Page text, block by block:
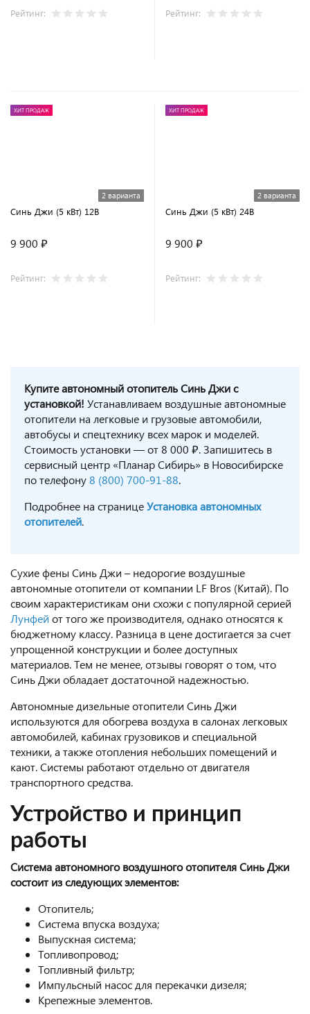
Рейтинг: Рейтинг:
ХИТ ПРОДАЖ
2 варианта
Синь Джи (5 кВт) 12В
9 900 ₽
Рейтинг:
ХИТ ПРОДАЖ
2 варианта
Синь Джи (5 кВт) 24В
9 900 ₽
Рейтинг:
Купите автономный отопительСинь Джи с
установкой! Устанавливаем воздушные автономные
отопители на легковые и грузовые автомобили,
автобусы и спецтехнику всех марок и моделей.
Стоимость установки — от 8 000 ₽. Запишитесь в
сервисный центр «Планар Сибирь» в Новосибирске
по телефону8 (800) 700-91-88.
Подробнее на страницеУстановка автономных
отопителей.
Сухие фены Синь Джи – недорогие воздушные
автономные отопители от компании LF Bros (Китай). По
своим характеристикам они схожи с популярной серией
Лунфей от того же производителя, однако относятся к
бюджетному классу. Разница в цене достигается за счет
упрощенной конструкции и более доступных
материалов. Тем не менее, отзывы говорят о том, что
Синь Джи обладает достаточной надежностью.
Автономные дизельные отопители Синь Джи
используются для обогрева воздуха в салонах легковых
автомобилей, кабинах грузовиков и специальной
техники, а также отопления небольших помещений и
кают. Системы работают отдельно от двигателя
транспортного средства.
Устройство и принцип
работы
Система автономного воздушного отопителя Синь Джи
состоит из следующих элементов:
Отопитель;
Система впуска воздуха;
Выпускная система;
Топливопровод;
Топливный фильтр;
Импульсный насос для перекачки дизеля;
Крепежные элементов.